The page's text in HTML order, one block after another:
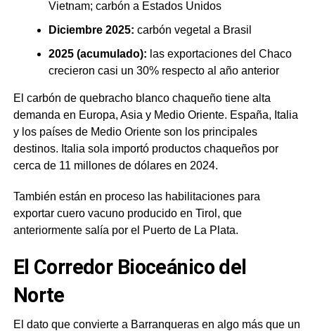
Vietnam; carbón a Estados Unidos
Diciembre 2025: carbón vegetal a Brasil
2025 (acumulado): las exportaciones del Chaco
crecieron casi un 30% respecto al año anterior
El carbón de quebracho blanco chaqueño tiene alta
demanda en Europa, Asia y Medio Oriente. España, Italia
y los países de Medio Oriente son los principales
destinos. Italia sola importó productos chaqueños por
cerca de 11 millones de dólares en 2024.
También están en proceso las habilitaciones para
exportar cuero vacuno producido en Tirol, que
anteriormente salía por el Puerto de La Plata.
El Corredor Bioceánico del
Norte
El dato que convierte a Barranqueras en algo más que un